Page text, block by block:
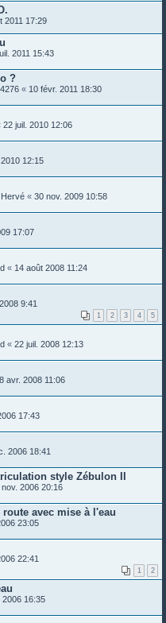
2011 17:29
2011 15:43
?
« 10 févr. 2011 18:30
22 juil. 2010 12:06
12:15
« 30 nov. 2009 10:58
17:07
« 14 août 2008 11:24
9:41
1 2 3 4 5
« 22 juil. 2008 12:13
avr. 2008 11:06
17:43
2006 18:41
style Zébulon II
nov. 2006 20:16
avec mise à l'eau
23:05
22:41
1 2
2006 16:35